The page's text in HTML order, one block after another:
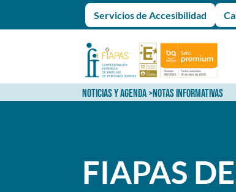
Servicios de Accesibilidad
NOTICIAS Y AGENDA>NOTAS INFORMATIVAS
FIAPAS